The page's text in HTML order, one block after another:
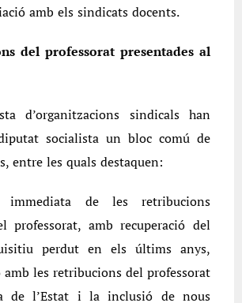
amb els sindicats docents.
del professorat presentades al
d’organitzacions sindicals han
socialista un bloc comú de
entre les quals destaquen:
immediata de les retribucions
professorat, amb recuperació del
perdut en els últims anys,
amb les retribucions del professorat
de l’Estat i la inclusió de nous